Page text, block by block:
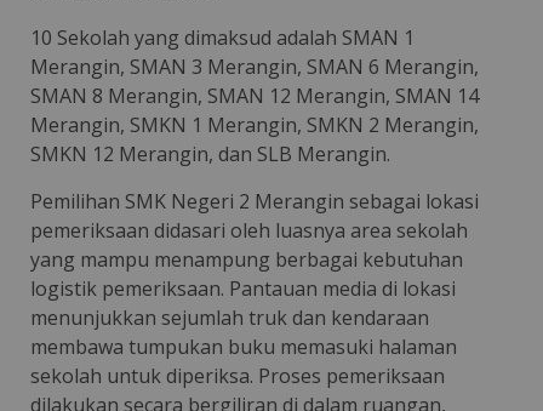
10 Sekolah yang dimaksud adalah SMAN 1
Merangin, SMAN 3 Merangin, SMAN 6 Merangin,
SMAN 8 Merangin, SMAN 12 Merangin, SMAN 14
Merangin, SMKN 1 Merangin, SMKN 2 Merangin,
SMKN 12 Merangin, dan SLB Merangin.
Pemilihan SMK Negeri 2 Merangin sebagai lokasi
pemeriksaan didasari oleh luasnya area sekolah
yang mampu menampung berbagai kebutuhan
logistik pemeriksaan. Pantauan media di lokasi
menunjukkan sejumlah truk dan kendaraan
membawa tumpukan buku memasuki halaman
sekolah untuk diperiksa. Proses pemeriksaan
dilakukan secara bergiliran di dalam ruangan,